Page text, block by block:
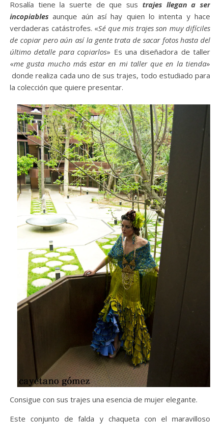
Rosalía tiene la suerte de que sus trajes llegan a ser
incopiables aunque aún así hay quien lo intenta y hace
verdaderas catástrofes. «Sé que mis trajes son muy difíciles
de copiar pero aún así la gente trata de sacar fotos hasta del
último detalle para copiarlos» Es una diseñadora de taller
«me gusta mucho más estar en mi taller que en la tienda»
donde realiza cada uno de sus trajes, todo estudiado para
la colección que quiere presentar.
Consigue con sus trajes una esencia de mujer elegante.
Este conjunto de falda y chaqueta con el maravilloso